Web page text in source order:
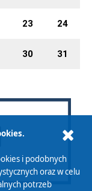
23 24
30 31
i podobnych
oraz w celu
potrzeb